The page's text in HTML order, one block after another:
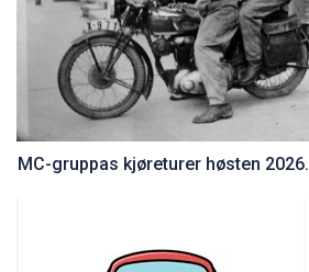
MC-gruppas kjøreturer høsten 2026.